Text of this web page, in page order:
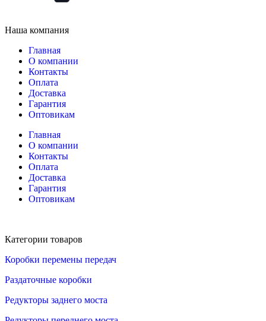
Наша компания
Главная
О компании
Контакты
Оплата
Доставка
Гарантия
Оптовикам
Главная
О компании
Контакты
Оплата
Доставка
Гарантия
Оптовикам
Категории товаров
Коробки перемены передач
Раздаточные коробки
Редукторы заднего моста